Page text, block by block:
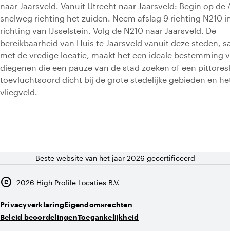
naar Jaarsveld. Vanuit Utrecht naar Jaarsveld: Begin op de
snelweg richting het zuiden. Neem afslag 9 richting N210
richting van IJsselstein. Volg de N210 naar Jaarsveld. De
bereikbaarheid van Huis te Jaarsveld vanuit deze steden,
met de vredige locatie, maakt het een ideale bestemming
diegenen die een pauze van de stad zoeken of een
toevluchtsoord dicht bij de grote stedelijke gebieden en
vliegveld.
Beste website van het jaar 2026 gecertificeerd
copyright 2026 High Profile Locaties B.V.
PrivacyverklaringEigendomsrechten
Beleid beoordelingenToegankelijkheid